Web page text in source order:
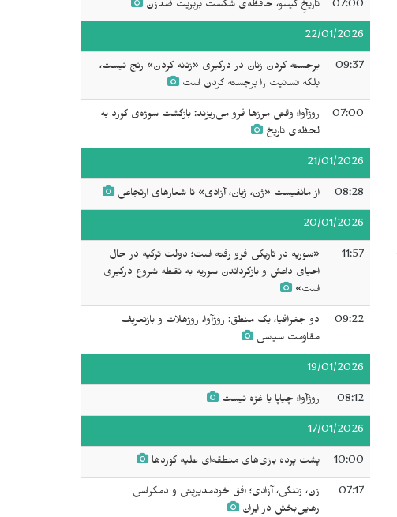
07:00 تاریخِ گیسو، حافظه‌ی شکست بربریت ضدزن
22/01/2026
09:37
برجسته کردن زنان در درگیری «زنانه کردن» رنج نیست،
بلکه انسانیت را برجسته کردن است
07:00
روژآوا؛ وقتی مرزها فرو می‌ریزند: بازگشت سوژه‌ی کورد به
لحظه‌ی تاریخ
21/01/2026
08:28 از مانفیست «ژن، ژیان، آزادی» تا شعارهای ارتجاعی
20/01/2026
11:57
«سوریه در تاریکی فرو رفته است؛ دولت ترکیه در حال
احیای داعش و بازگرداندن سوریه به نقطه شروع درگیری
است»
09:22
دو جغرافیا، یک منطق: روژآوا، روژهلات و بازتعریف
مقاومت سیاسی
19/01/2026
08:12 روژآوا؛ چیاپا یا غزه نیست
17/01/2026
10:00 پشت پرده بازی‌های منطقه‌ای علیه کوردها
07:17
زن، زندگی، آزادی؛ افق خودمدیریتی و دمکراسی
رهایی‌بخش در ایران